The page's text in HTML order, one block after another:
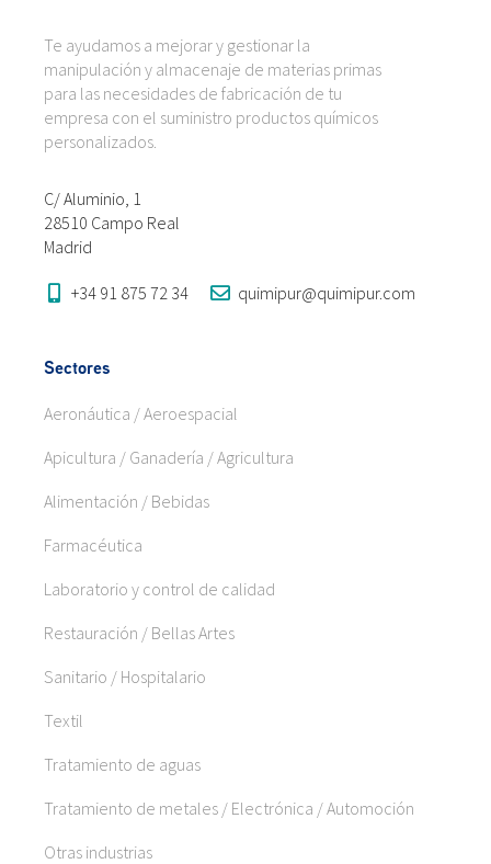
Te ayudamos a mejorar y gestionar la
manipulación y almacenaje de materias primas
para las necesidades de fabricación de tu
empresa con el suministro productos químicos
personalizados.
C/ Aluminio, 1
28510 Campo Real
Madrid
+34 91 875 72 34 quimipur@quimipur.com
Sectores
Aeronáutica / Aeroespacial
Apicultura / Ganadería / Agricultura
Alimentación / Bebidas
Farmacéutica
Laboratorio y control de calidad
Restauración / Bellas Artes
Sanitario / Hospitalario
Textil
Tratamiento de aguas
Tratamiento de metales / Electrónica / Automoción
Otras industrias